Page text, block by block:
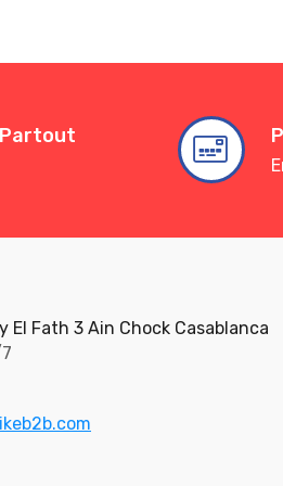
El Fath 3 Ain Chock Casablanca